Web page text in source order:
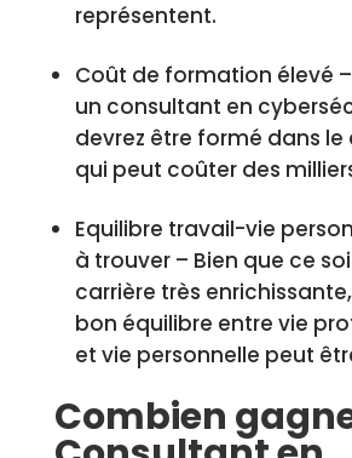
représentent.
Coût de formation élevé
un consultant en
devrez être formé dans
qui peut coûter des
Equilibre travail-vie
à trouver – Bien que ce
carrière très
bon équilibre entre vie
et vie personnelle peut
Combien